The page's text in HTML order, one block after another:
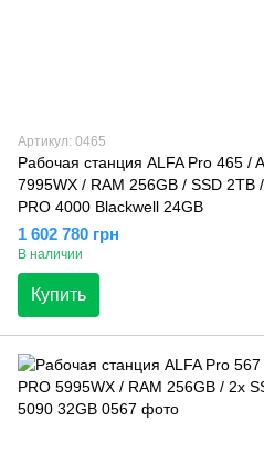
Артикул: 0465
Рабочая станция ALFA Pro 465 /
7995WX / RAM 256GB / SSD 2TB
PRO 4000 Blackwell 24GB
1 602 780 грн
В наличии
Купить